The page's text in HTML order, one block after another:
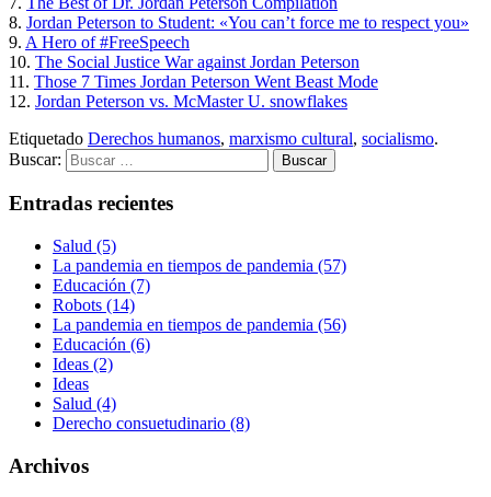
8. Jordan Peterson to Student: «You can’t force me to respect you»
9. A Hero of #FreeSpeech
10. The Social Justice War against Jordan Peterson
11. Those 7 Times Jordan Peterson Went Beast Mode
12. Jordan Peterson vs. McMaster U. snowflakes
Etiquetado Derechos humanos, marxismo cultural, socialismo.
Buscar:
Entradas recientes
Salud (5)
La pandemia en tiempos de pandemia (57)
Educación (7)
Robots (14)
La pandemia en tiempos de pandemia (56)
Educación (6)
Ideas (2)
Ideas
Salud (4)
Derecho consuetudinario (8)
Archivos